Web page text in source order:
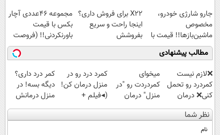
جارو شارژی خودرو،
مخصوص
ماشین‌باز‌ها!! قیمت با
تخفیف: فقط
1,499,000
X22 برای فروش داری؟
اینجا راحت و سریع
بفروشش
مجموعه ۴۶عددی آچار
بکس با قیمت
باورنکردنی!! (فروصت
محدود)
مطالب پیشنهادی
❌لازم نیست
کمردرد رو تحمل
کنی❌ درمان
بدون جراحی و
قرص
(پرسشنامه)
میخوای
کمردردت رو "در
منزل" درمان
کنی؟ (◂فیلم +
◂پرسش‌نامه)
کمرد درد رو در
منزل درمان کن!
(◂فیلم +
پرسش‌نامه)
کمر درد داری؟
دیگه بسه! در
منزل درمانش
کن
(◀پرسش‌نامه)
نظر شما
نام